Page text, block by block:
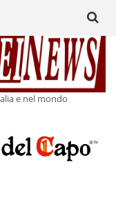
e nel mondo
for: